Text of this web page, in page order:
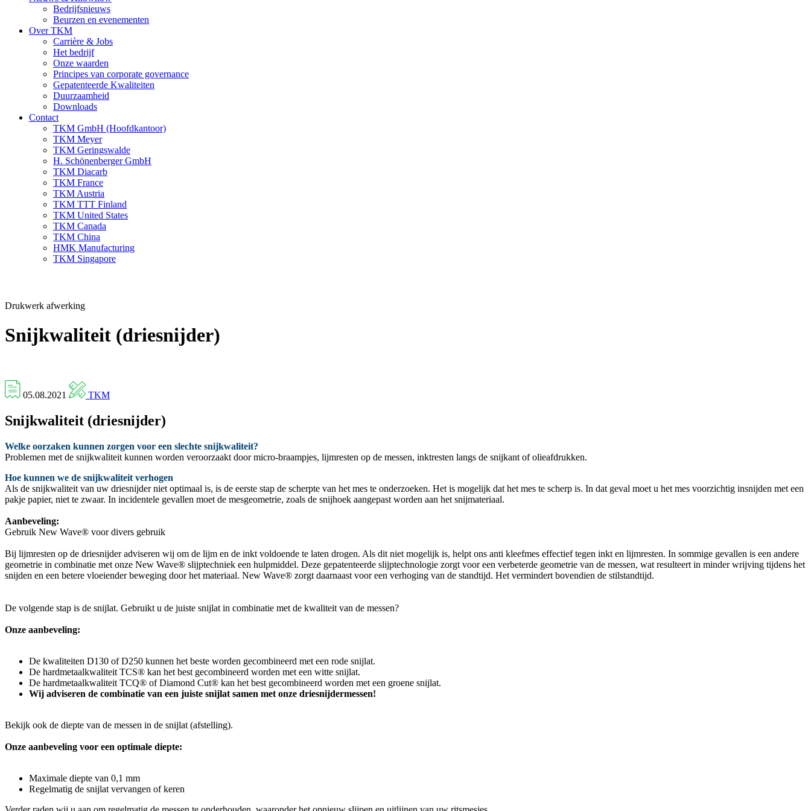
Bedrijfsnieuws
Beurzen en evenementen
Over TKM
Carrière & Jobs
Het bedrijf
Onze waarden
Principes van corporate governance
Gepatenteerde Kwaliteiten
Duurzaamheid
Downloads
Contact
TKM GmbH (Hoofdkantoor)
TKM Meyer
TKM Geringswalde
H. Schönenberger GmbH
TKM Diacarb
TKM France
TKM Austria
TKM TTT Finland
TKM United States
TKM Canada
TKM China
HMK Manufacturing
TKM Singapore
Drukwerk afwerking
Snijkwaliteit (driesnijder)
05.08.2021 TKM
Snijkwaliteit (driesnijder)
Welke oorzaken kunnen zorgen voor een slechte snijkwaliteit?
Problemen met de snijkwaliteit kunnen worden veroorzaakt door micro-braampjes, lijmresten op de messen, inktresten langs de snijkant of olieafdrukken.
Hoe kunnen we de snijkwaliteit verhogen
Als de snijkwaliteit van uw driesnijder niet optimaal is, is de eerste stap de scherpte van het mes te onderzoeken. Het is mogelijk dat het mes te scherp is. In dat geval moet u het mes voorzichtig insnijden met een
pakje papier, niet te zwaar. In incidentele gevallen moet de mesgeometrie, zoals de snijhoek aangepast worden aan het snijmateriaal.
Aanbeveling:
Gebruik New Wave® voor divers gebruik
Bij lijmresten op de driesnijder adviseren wij om de lijm en de inkt voldoende te laten drogen. Als dit niet mogelijk is, helpt ons anti kleefmes effectief tegen inkt en lijmresten. In sommige gevallen is een andere
geometrie in combinatie met onze New Wave® slijptechniek een hulpmiddel. Deze gepatenteerde slijptechnologie zorgt voor een verbeterde geometrie van de messen, wat resulteert in minder wrijving tijdens het
snijden en een betere vloeiender beweging door het materiaal. New Wave® zorgt daarnaast voor een verhoging van de standtijd. Het vermindert bovendien de stilstandtijd.
De volgende stap is de snijlat. Gebruikt u de juiste snijlat in combinatie met de kwaliteit van de messen?
Onze aanbeveling:
De kwaliteiten D130 of D250 kunnen het beste worden gecombineerd met een rode snijlat.
De hardmetaalkwaliteit TCS® kan het best gecombineerd worden met een witte snijlat.
De hardmetaalkwaliteit TCQ® of Diamond Cut® kan het best gecombineerd worden met een groene snijlat.
Wij adviseren de combinatie van een juiste snijlat samen met onze driesnijdermessen!
Bekijk ook de diepte van de messen in de snijlat (afstelling).
Onze aanbeveling voor een optimale diepte:
Maximale diepte van 0,1 mm
Regelmatig de snijlat vervangen of keren